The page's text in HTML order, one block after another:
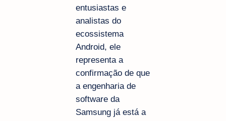
entusiastas e
analistas do
ecossistema
Android, ele
representa a
confirmação de que
a engenharia de
software da
Samsung já está a